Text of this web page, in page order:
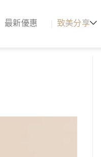
最新優惠 致美分享